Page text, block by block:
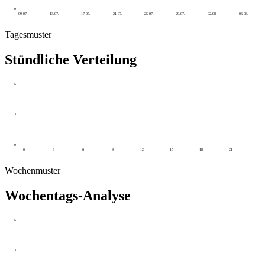
0
09.07. 13.07. 17.07. 21.07. 25.07. 29.07. 02.08. 06.08.
Tagesmuster
Stündliche Verteilung
0
3
5
0 3 6 9 12 15 18 21
Wochenmuster
Wochentags-Analyse
3
5